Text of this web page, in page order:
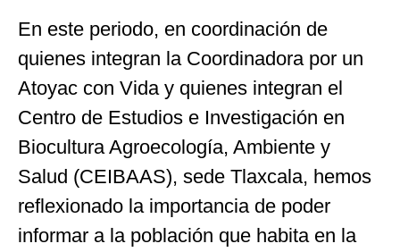
En este periodo, en coordinación de
quienes integran la Coordinadora por un
Atoyac con Vida y quienes integran el
Centro de Estudios e Investigación en
Biocultura Agroecología, Ambiente y
Salud (CEIBAAS), sede Tlaxcala, hemos
reflexionado la importancia de poder
informar a la población que habita en la